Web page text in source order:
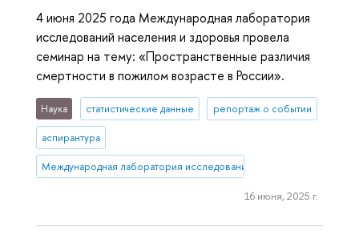
4 июня 2025 года Международная лаборатория
исследований населения и здоровья провела
семинар на тему: «Пространственные различия
смертности в пожилом возрасте в России».
Наука статистические данные репортаж о событии
аспирантура
Международная лаборатория исследований населения и
16 июня, 2025 г.